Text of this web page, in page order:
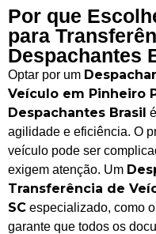
Por que
para
Despachantes
Optar por um
Veículo em Pinheiro
Despachantes Brasil
agilidade e eficiência. O
veículo pode ser
exigem atenção. Um
Transferência de
SC especializado, como
garante que todos os